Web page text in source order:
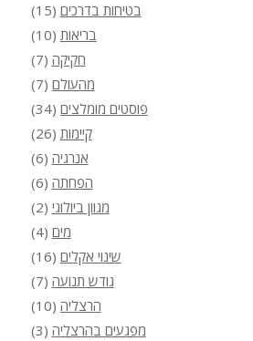
בטיחות בדרכים (15)
בריאות (10)
חקיקה (7)
מהעולם (7)
פוסטים מומלצים (34)
קיימות (26)
אנרגיה (6)
הפחתה (6)
מגוון ביולוגי (2)
מים (4)
שינוי אקלים (16)
גודש תנועה (7)
הרצליה (10)
מפגעים בהרצליה (3)